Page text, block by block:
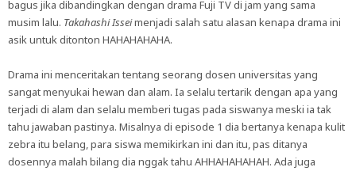
bagus jika dibandingkan dengan drama Fuji TV di jam yang sama
musim lalu. Takahashi Isseimenjadi salah satu alasan kenapa drama ini
asik untuk ditonton HAHAHAHAHA.
Drama ini menceritakan tentang seorang dosen universitas yang
sangat menyukai hewan dan alam. Ia selalu tertarik dengan apa yang
terjadi di alam dan selalu memberi tugas pada siswanya meski ia tak
tahu jawaban pastinya. Misalnya di episode 1 dia bertanya kenapa kulit
zebra itu belang, para siswa memikirkan ini dan itu, pas ditanya
dosennya malah bilang dia nggak tahu AHHAHAHAHAH. Ada juga